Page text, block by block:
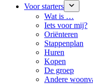
Voor starters
Wat is …
Iets voor mij?
Oriënteren
Stappenplan
Huren
Kopen
De groep
Andere